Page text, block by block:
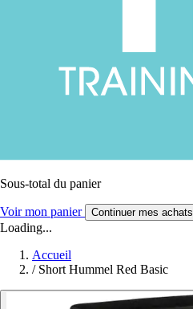
Sous-total du panier
Voir mon panier Continuer mes achats
Loading...
Accueil
/ Short Hummel Red Basic